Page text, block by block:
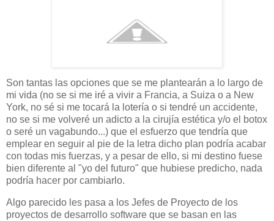
Son tantas las opciones que se me plantearán a lo largo de
mi vida (no se si me iré a vivir a Francia, a Suiza o a New
York, no sé si me tocará la lotería o si tendré un accidente,
no se si me volveré un adicto a la cirujía estética y/o el botox
o seré un vagabundo...) que el esfuerzo que tendría que
emplear en seguir al pie de la letra dicho plan podría acabar
con todas mis fuerzas, y a pesar de ello, si mi destino fuese
bien diferente al "yo del futuro" que hubiese predicho, nada
podría hacer por cambiarlo.
Algo parecido les pasa a los Jefes de Proyecto de los
proyectos de desarrollo software que se basan en las